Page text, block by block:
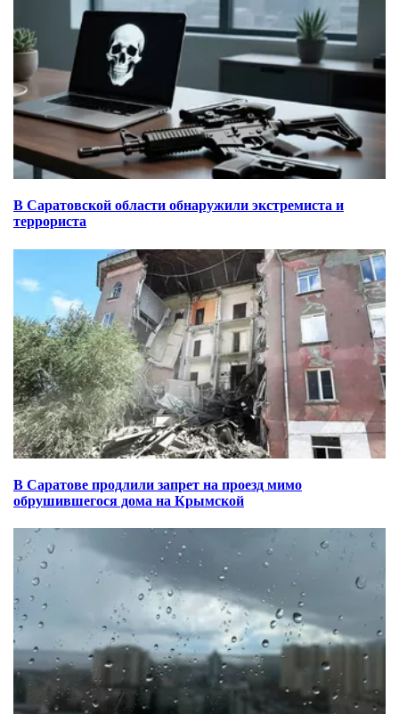
В Саратовской области обнаружили экстремиста и
террориста
В Саратове продлили запрет на проезд мимо
обрушившегося дома на Крымской